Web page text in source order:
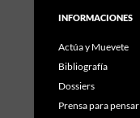
INFORMACIONES
Actúa y Muevete
Bibliografía
Dossiers
Prensa para pensar